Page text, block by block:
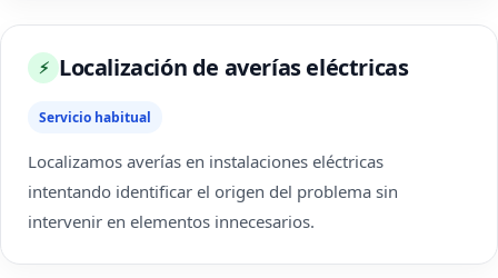
⚡ Localización de averías eléctricas
Servicio habitual
Localizamos averías en instalaciones eléctricas
intentando identificar el origen del problema sin
intervenir en elementos innecesarios.